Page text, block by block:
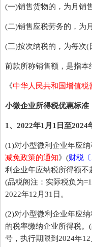
(一)销售货物的，为月销
(二)销售应税劳务的，为
(三)按次纳税的，为每次(
前款所称销售额，是指
《中华人民共和国增值税
小微企业所得税优惠标准
1、2022年1月1日至2024
(1)对小型微利企业年应
减免政策的通知》(财税
利企业年应纳税所得额不
(品税阁注：实际税负为
2022年12月31日。
(2)对小型微利企业年应
的税率缴纳企业所得税
号，执行期限到2024年12